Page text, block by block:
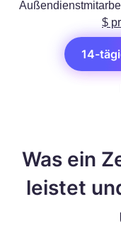
$
14-
Was ein
leistet